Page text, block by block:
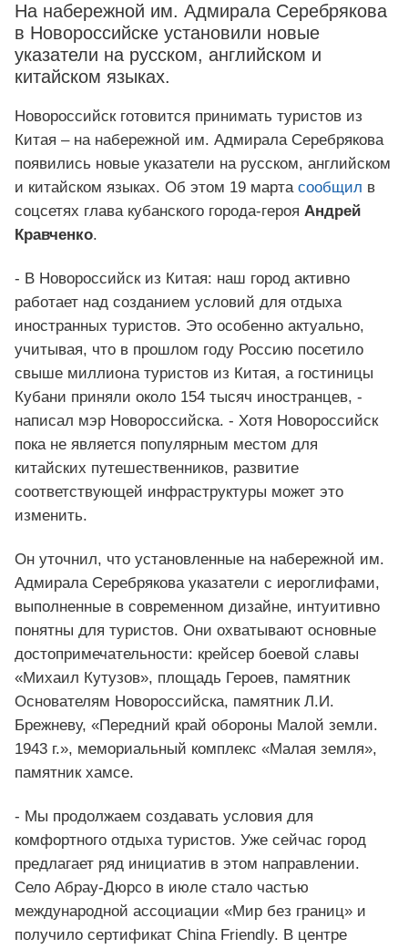
На набережной им. Адмирала Серебрякова
в Новороссийске установили новые
указатели на русском, английском и
китайском языках.
Новороссийск готовится принимать туристов из
Китая – на набережной им. Адмирала Серебрякова
появились новые указатели на русском, английском
и китайском языках. Об этом 19 марта сообщил в
соцсетях глава кубанского города-героя Андрей
Кравченко.
- В Новороссийск из Китая: наш город активно
работает над созданием условий для отдыха
иностранных туристов. Это особенно актуально,
учитывая, что в прошлом году Россию посетило
свыше миллиона туристов из Китая, а гостиницы
Кубани приняли около 154 тысяч иностранцев, -
написал мэр Новороссийска. - Хотя Новороссийск
пока не является популярным местом для
китайских путешественников, развитие
соответствующей инфраструктуры может это
изменить.
Он уточнил, что установленные на набережной им.
Адмирала Серебрякова указатели с иероглифами,
выполненные в современном дизайне, интуитивно
понятны для туристов. Они охватывают основные
достопримечательности: крейсер боевой славы
«Михаил Кутузов», площадь Героев, памятник
Основателям Новороссийска, памятник Л.И.
Брежневу, «Передний край обороны Малой земли.
1943 г.», мемориальный комплекс «Малая земля»,
памятник хамсе.
- Мы продолжаем создавать условия для
комфортного отдыха туристов. Уже сейчас город
предлагает ряд инициатив в этом направлении.
Село Абрау-Дюрсо в июле стало частью
международной ассоциации «Мир без границ» и
получило сертификат China Friendly. В центре